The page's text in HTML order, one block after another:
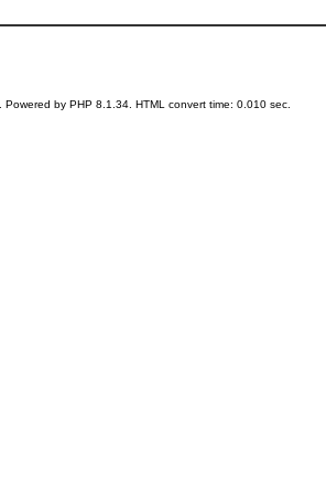
Powered by PHP 8.1.34. HTML convert time: 0.010 sec.